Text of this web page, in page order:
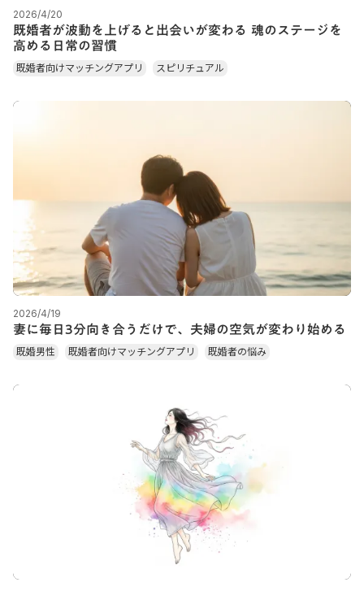
2026/4/20
既婚者が波動を上げると出会いが変わる 魂のステージを
高める日常の習慣
既婚者向けマッチングアプリ スピリチュアル
2026/4/19
妻に毎日3分向き合うだけで、夫婦の空気が変わり始める
既婚男性 既婚者向けマッチングアプリ 既婚者の悩み